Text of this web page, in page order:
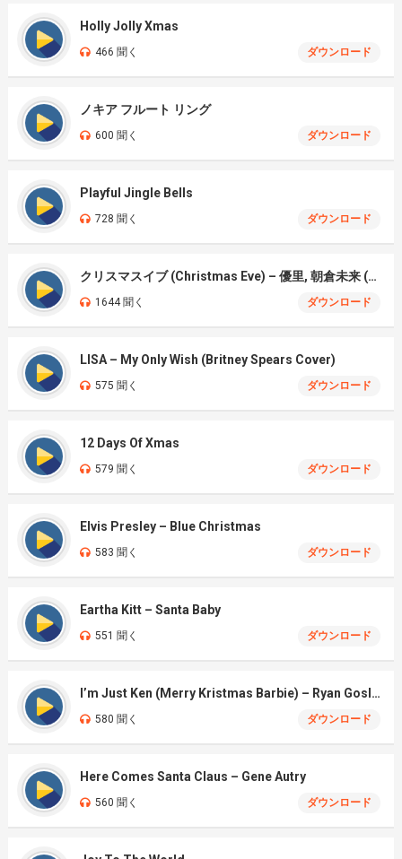
Holly Jolly Xmas
466 聞く ダウンロード
ノキア フルート リング
600 聞く ダウンロード
Playful Jingle Bells
728 聞く ダウンロード
クリスマスイブ (Christmas Eve) – 優里, 朝倉未来 (Yury, Mirai Asakura) net)
1644 聞く ダウンロード
LISA – My Only Wish (Britney Spears Cover)
575 聞く ダウンロード
12 Days Of Xmas
579 聞く ダウンロード
Elvis Presley – Blue Christmas
583 聞く ダウンロード
Eartha Kitt – Santa Baby
551 聞く ダウンロード
I’m Just Ken (Merry Kristmas Barbie) – Ryan Gosling & Mark Ronson
580 聞く ダウンロード
Here Comes Santa Claus – Gene Autry
560 聞く ダウンロード